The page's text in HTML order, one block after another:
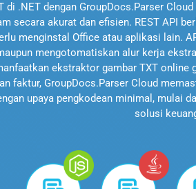
di .NET dengan GroupDocs.Parser
secara akurat dan efisien. REST API
menginstal Office atau aplikasi lain.
mengotomatiskan alur kerja
ekstraktor gambar TXT
faktur, GroupDocs.Parser Cloud
upaya pengkodean minimal,
solusi